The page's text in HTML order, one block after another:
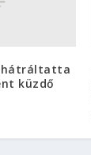
hátráltatta
küzdő